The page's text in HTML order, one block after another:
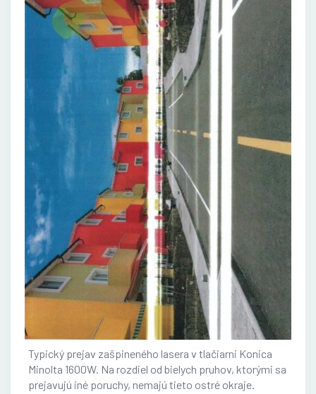
Typický prejav zašpineného lasera v tlačiarni Konica
Minolta 1600W. Na rozdiel od bielych pruhov, ktorými sa
prejavujú iné poruchy, nemajú tieto ostré okraje.